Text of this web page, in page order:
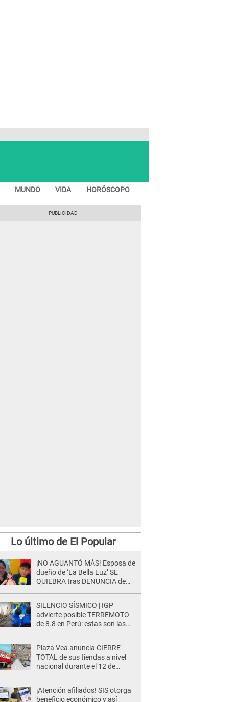
MUNDO VIDA HORÓSCOPO
Lo último de El Popular
¡NO AGUANTÓ MÁS! Esposa de
dueño de ‘La Bella Luz’ SE
QUIEBRA tras DENUNCIA de
contra Claudia Salazar
SILENCIO SÍSMICO | IGP
advierte posible TERREMOTO
de 8.8 en Perú: estas son las
Plaza Vea anuncia CIERRE
TOTAL de sus tiendas a nivel
nacional durante el 12 de
¡Atención afiliados! SIS otorga
beneficio económico y así